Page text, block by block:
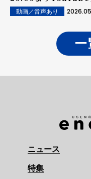
ミア公開
動画／音声あり
一
ニュース
特集